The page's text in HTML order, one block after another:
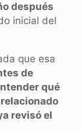
después
inicial del
que esa
de
qué
revisó el